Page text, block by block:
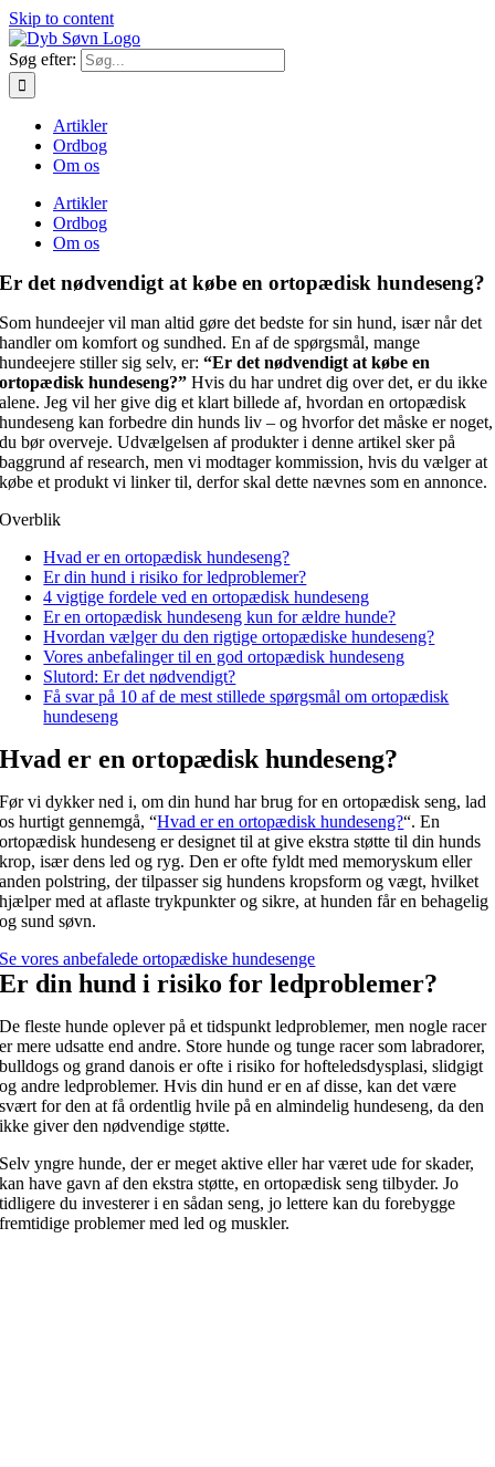
Skip to content
Søg efter:
Artikler
Ordbog
Om os
Artikler
Ordbog
Om os
Er det nødvendigt at købe en ortopædisk hundeseng?
Som hundeejer vil man altid gøre det bedste for sin hund, især når det
handler om komfort og sundhed. En af de spørgsmål, mange
hundeejere stiller sig selv, er:“Er det nødvendigt at købe en
ortopædisk hundeseng?” Hvis du har undret dig over det, er du ikke
alene. Jeg vil her give dig et klart billede af, hvordan en ortopædisk
hundeseng kan forbedre din hunds liv – og hvorfor det måske er noget,
du bør overveje. Udvælgelsen af produkter i denne artikel sker på
baggrund af research, men vi modtager kommission, hvis du vælger at
købe et produkt vi linker til, derfor skal dette nævnes som en annonce.
Overblik
Hvad er en ortopædisk hundeseng?
Er din hund i risiko for ledproblemer?
4 vigtige fordele ved en ortopædisk hundeseng
Er en ortopædisk hundeseng kun for ældre hunde?
Hvordan vælger du den rigtige ortopædiske hundeseng?
Vores anbefalinger til en god ortopædisk hundeseng
Slutord: Er det nødvendigt?
Få svar på 10 af de mest stillede spørgsmål om ortopædisk
hundeseng
Hvad er en ortopædisk hundeseng?
Før vi dykker ned i, om din hund har brug for en ortopædisk seng, lad
os hurtigt gennemgå, “Hvad er en ortopædisk hundeseng?“. En
ortopædisk hundeseng er designet til at give ekstra støtte til din hunds
krop, især dens led og ryg. Den er ofte fyldt med memoryskum eller
anden polstring, der tilpasser sig hundens kropsform og vægt, hvilket
hjælper med at aflaste trykpunkter og sikre, at hunden får en behagelig
og sund søvn.
Se vores anbefalede ortopædiske hundesenge
Er din hund i risiko for ledproblemer?
De fleste hunde oplever på et tidspunkt ledproblemer, men nogle racer
er mere udsatte end andre. Store hunde og tunge racer som labradorer,
bulldogs og grand danois er ofte i risiko for hofteledsdysplasi, slidgigt
og andre ledproblemer. Hvis din hund er en af disse, kan det være
svært for den at få ordentlig hvile på en almindelig hundeseng, da den
ikke giver den nødvendige støtte.
Selv yngre hunde, der er meget aktive eller har været ude for skader,
kan have gavn af den ekstra støtte, en ortopædisk seng tilbyder. Jo
tidligere du investerer i en sådan seng, jo lettere kan du forebygge
fremtidige problemer med led og muskler.